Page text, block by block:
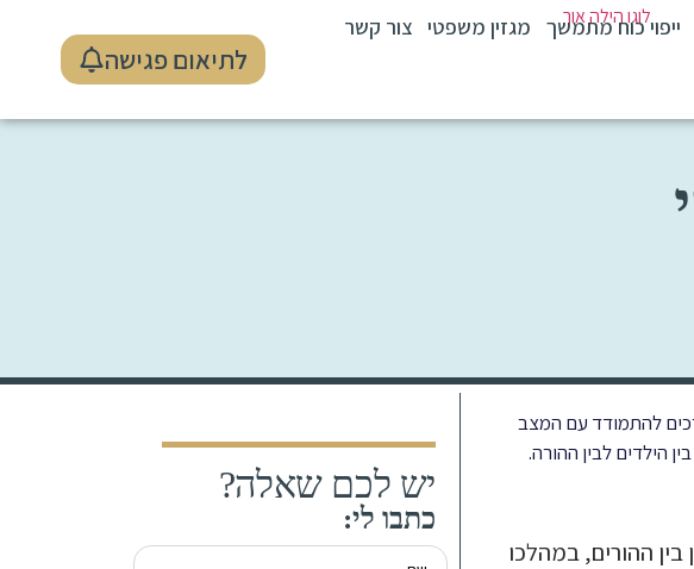
ייפוי כוח מתמשך מגזין משפטי צור קשר
לתיאום פגישה
להתמודד עם המצב
הילדים לבין ההורה.
ההורים, במהלכו
יש לכם שאלה?
כתבו לי: